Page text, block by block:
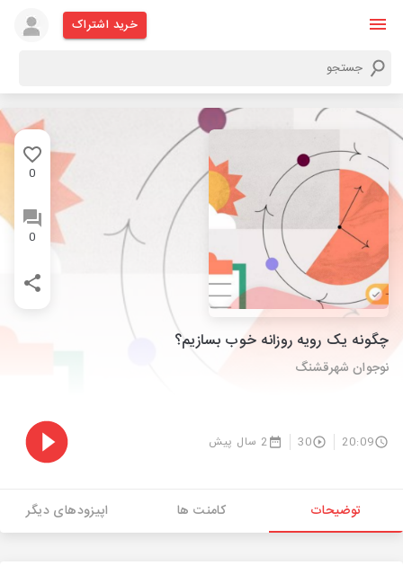
خرید اشتراک
0
0
چگونه یک رویه روزانه خوب بسازیم؟
نوجوان شهرقشنگ
20:09
30 2 سال پیش
توضیحات کامنت ها اپیزودهای دیگر